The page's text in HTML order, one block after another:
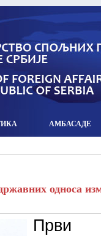
АМБАСАДЕ
односа
Први